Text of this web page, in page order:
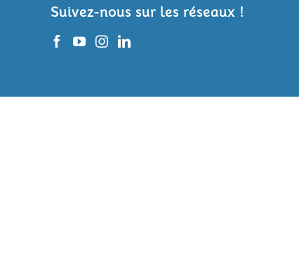
Suivez-nous sur les réseaux !